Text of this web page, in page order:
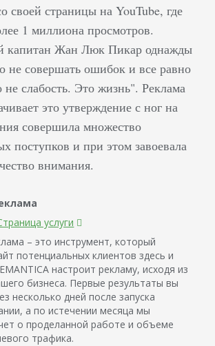
своей страницы на YouTube, где
1 миллиона просмотров.
Жан Люк Пикар однажды
не совершать ошибок и все равно
не слабость. Это жизнь". Реклама
это утверждение с ног на
совершила множество
поступков и при этом завоевала
внимания.
услуги
– это инструмент, который
потенциальных клиентов здесь и
настроит рекламу, исходя из
бизнеса. Первые результаты вы
несколько дней после запуска
а по истечении месяца мы
о проделанной работе и объеме
трафика.